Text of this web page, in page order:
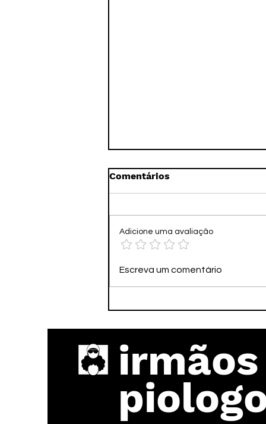
🌆🏗️ ECO CITY –
CELULAR!
Comentários
Adicione uma avaliação
Escreva um comentário
irmãos